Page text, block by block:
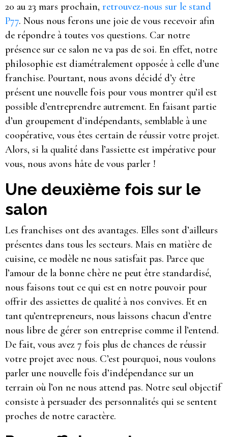
20 au 23 mars prochain, retrouvez-nous sur le stand
P77. Nous nous ferons une joie de vous recevoir afin
de répondre à toutes vos questions. Car notre
présence sur ce salon ne va pas de soi. En effet, notre
philosophie est diamétralement opposée à celle d’une
franchise. Pourtant, nous avons décidé d’y être
présent une nouvelle fois pour vous montrer qu’il est
possible d’entreprendre autrement. En faisant partie
d’un groupement d’indépendants, semblable à une
coopérative, vous êtes certain de réussir votre projet.
Alors, si la qualité dans l’assiette est impérative pour
vous, nous avons hâte de vous parler !
Une deuxième fois sur le
salon
Les franchises ont des avantages. Elles sont d’ailleurs
présentes dans tous les secteurs. Mais en matière de
cuisine, ce modèle ne nous satisfait pas. Parce que
l’amour de la bonne chère ne peut être standardisé,
nous faisons tout ce qui est en notre pouvoir pour
offrir des assiettes de qualité à nos convives. Et en
tant qu’entrepreneurs, nous laissons chacun d’entre
nous libre de gérer son entreprise comme il l’entend.
De fait, vous avez 7 fois plus de chances de réussir
votre projet avec nous. C’est pourquoi, nous voulons
parler une nouvelle fois d’indépendance sur un
terrain où l’on ne nous attend pas. Notre seul objectif
consiste à persuader des personnalités qui se sentent
proches de notre caractère.